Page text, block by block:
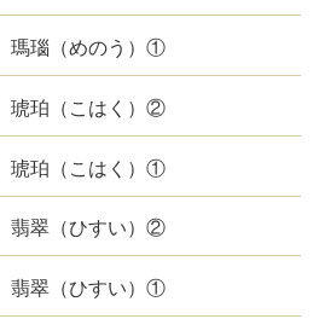
瑪瑙（めのう）①
琥珀（こはく）②
琥珀（こはく）①
翡翠（ひすい）②
翡翠（ひすい）①